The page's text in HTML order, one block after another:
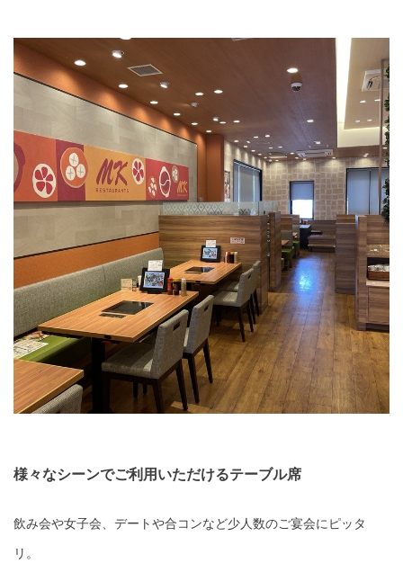
様々なシーンでご利用いただけるテーブル席
飲み会や女子会、デートや合コンなど少人数のご宴会にピッタ
リ。